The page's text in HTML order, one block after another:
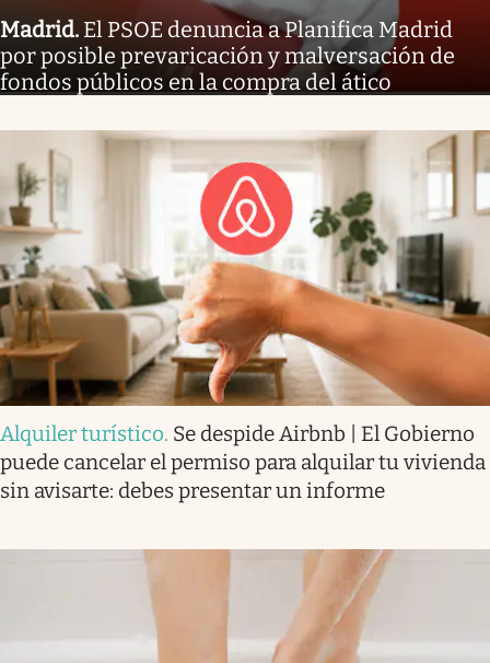
Madrid. El PSOE denuncia a Planifica Madrid
por posible prevaricación y malversación de
fondos públicos en la compra del ático
Alquiler turístico. Se despide Airbnb | El Gobierno
puede cancelar el permiso para alquilar tu vivienda
sin avisarte: debes presentar un informe